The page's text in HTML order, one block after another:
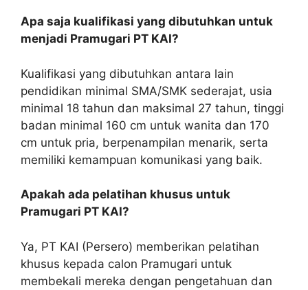
Apa saja kualifikasi yang dibutuhkan untuk
menjadi Pramugari PT KAI?
Kualifikasi yang dibutuhkan antara lain
pendidikan minimal SMA/SMK sederajat, usia
minimal 18 tahun dan maksimal 27 tahun, tinggi
badan minimal 160 cm untuk wanita dan 170
cm untuk pria, berpenampilan menarik, serta
memiliki kemampuan komunikasi yang baik.
Apakah ada pelatihan khusus untuk
Pramugari PT KAI?
Ya, PT KAI (Persero) memberikan pelatihan
khusus kepada calon Pramugari untuk
membekali mereka dengan pengetahuan dan